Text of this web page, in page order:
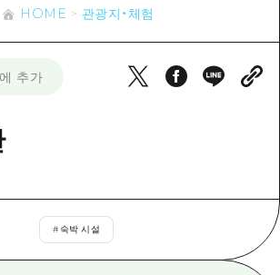
나이트 라이프
기준
유
야지마(宮島) 주변
른 여행
반나절
박 2일
게이호쿠(芸北)
마구치(山口)현 동부
마네(島根)현
접근
히로시마 OMOTENASHI 패스
외국인 여행자용 거리 관광안내소
HOME 관광지・체험
추가
# 숙박 시설